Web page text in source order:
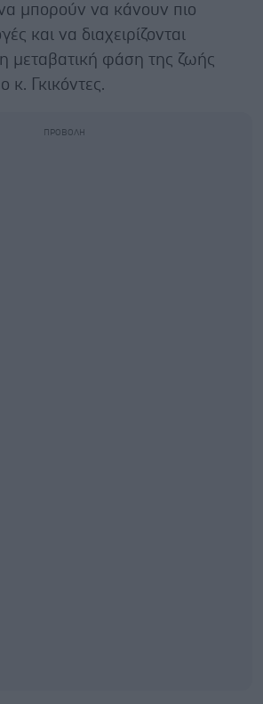
μπορούν να κάνουν πιο
και να διαχειρίζονται
μεταβατική φάση της ζωής
κ. Γκικόντες.